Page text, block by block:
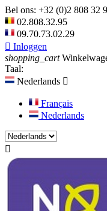
Bel ons: +32 (0)2 808 32
02.808.32.95
09.70.73.02.29
 Inloggen
shopping_cart
Taal:
Nederlands 
Français
Nederlands
